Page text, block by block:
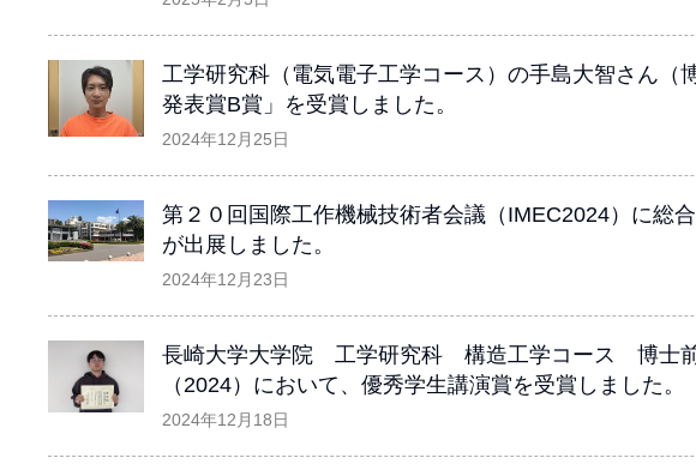
工学研究科（電気電子工学コース）の手島大智さん
発表賞B賞」を受賞しました。
2024年12月25日
第２０回国際工作機械技術者会議（IMEC2024）に総
が出展しました。
2024年12月23日
長崎大学大学院 工学研究科 構造工学コース 博士前
（2024）において、優秀学生講演賞を受賞しました。
2024年12月18日